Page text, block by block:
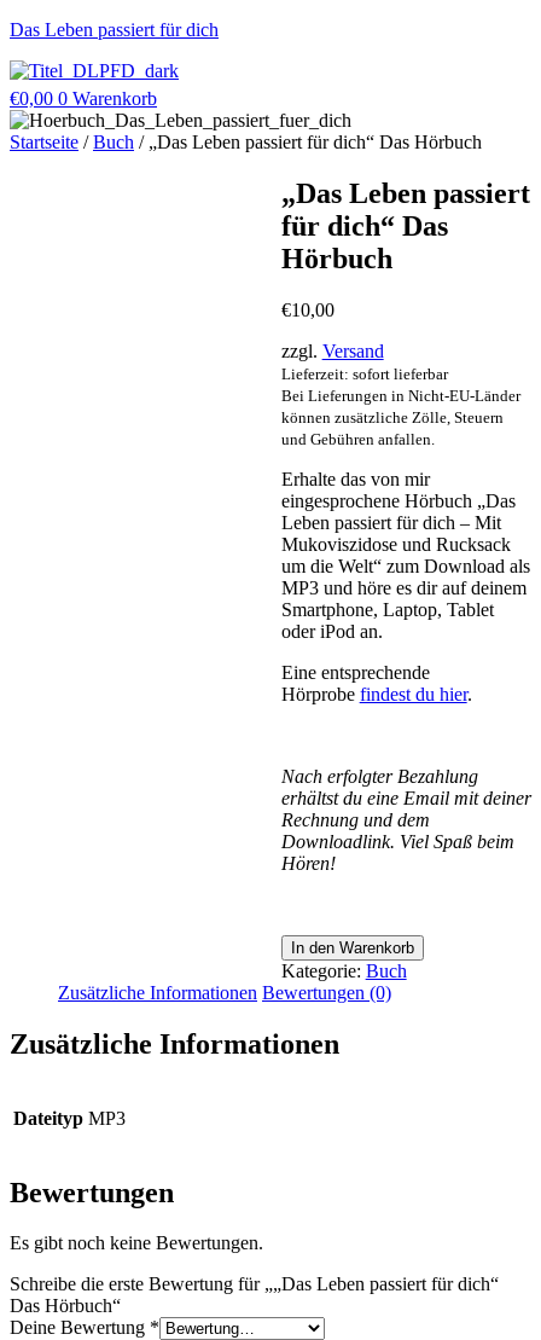
Zum
springen
Das Leben passiert für dich
€0,00 0 Warenkorb
Startseite /Buch / „Das Leben passiert für dich“ Das Hörbuch
„Das Leben passiert
für dich“ Das
Hörbuch
€10,00
zzgl. Versand
Lieferzeit: sofort lieferbar
Bei Lieferungen in Nicht-EU-Länder
können zusätzliche Zölle, Steuern
und Gebühren anfallen.
Erhalte das von mir
eingesprochene Hörbuch „Das
Leben passiert für dich – Mit
Mukoviszidose und Rucksack
um die Welt“ zum Download als
MP3 und höre es dir auf deinem
Smartphone, Laptop, Tablet
oder iPod an.
Eine entsprechende
Hörprobe findest du hier.
Nach erfolgter Bezahlung
erhältst du eine Email mit deiner
Rechnung und dem
Downloadlink. Viel Spaß beim
Hören!
"Das
Leben
passiert
Das
In den Warenkorb
Kategorie: Buch
Zusätzliche Informationen Bewertungen (0)
Zusätzliche Informationen
Dateityp MP3
Bewertungen
Es gibt noch keine Bewertungen.
Schreibe die erste Bewertung für „„Das Leben passiert für dich“
Das Hörbuch“
Deine Bewertung *